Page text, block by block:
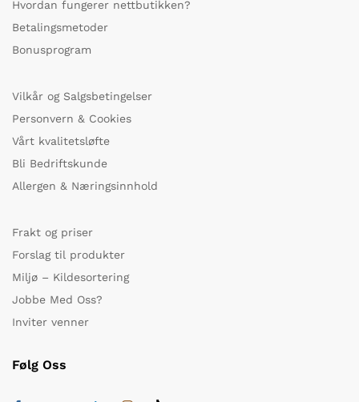
Hvordan fungerer nettbutikken?
Betalingsmetoder
Bonusprogram
Vilkår og Salgsbetingelser
Personvern & Cookies
Vårt kvalitetsløfte
Bli Bedriftskunde
Allergen & Næringsinnhold
Frakt og priser
Forslag til produkter
Miljø – Kildesortering
Jobbe Med Oss?
Inviter venner
Følg Oss